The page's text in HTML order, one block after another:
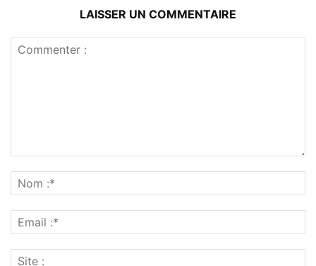
LAISSER UN COMMENTAIRE